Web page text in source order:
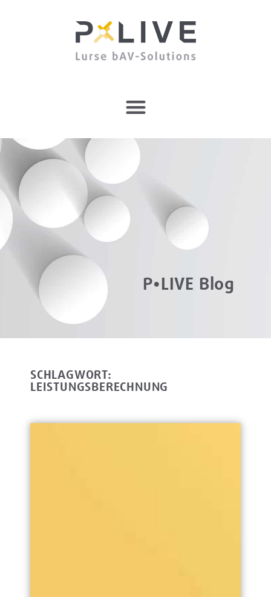
P•LIVE Blog
SCHLAGWORT:
LEISTUNGSBERECHNUNG